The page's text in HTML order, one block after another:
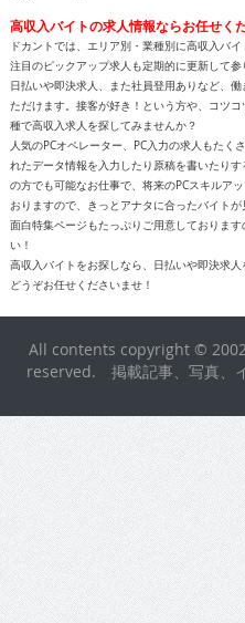
高収入バイトの求人情報ならお任せく
ドカントでは、エリア別・業種別に高収入バ
注目のピックアップ求人も定期的に更新して
日払いや即決求人、また社員登用ありなど、
ただけます。接客が好き！という方や、コツ
種で高収入求人を探してみませんか？
人気のPCオペレーター、PC入力の求人もたく
れたデータ情報を入力したり原稿を書いたり
の方でも可能なお仕事で、将来のPCスキルア
おりますので、きっとアナタに合ったバイトが
面白特集ページもたっぷりご用意しておりま
い！
高収入バイトをお探しなら、日払いや即決求
どうぞお任せくださいませ！
All contents copyright ©
reserved. 掲載記事、写真、